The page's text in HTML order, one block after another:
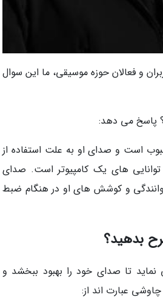
و فعالان حوزه موسیقی، ما این سوال
پاسخ می دهد:
است و صدای او به علت استفاده از
های یک کامپیوتر است. صدای
و کوشش های او در هنگام ضبط
بدهید؟
تا صدای خود را بهبود ببخشد و
عبارت اند از: